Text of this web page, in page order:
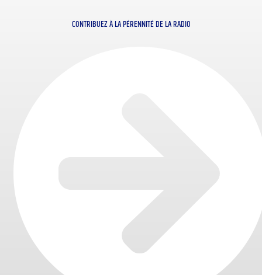
CONTRIBUEZ À LA PÉRENNITÉ DE LA RADIO